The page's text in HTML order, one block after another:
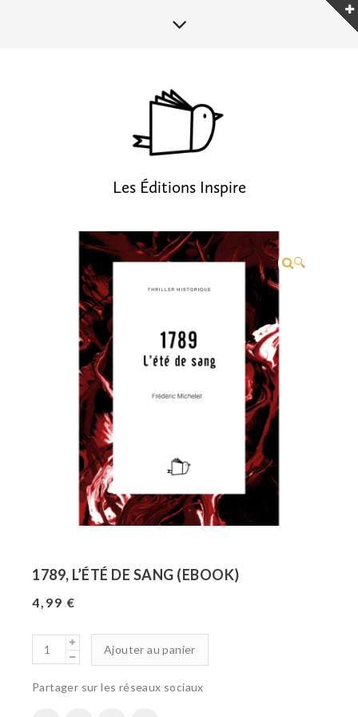
Les Éditions Inspire
🔍
1789, L’ÉTÉ DE SANG (EBOOK)
4,99€
Ajouter au panier
Partager sur les réseaux sociaux